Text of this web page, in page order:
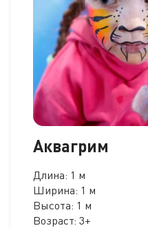
Аквагрим
Длина: 1 м
Ширина: 1 м
Высота: 1 м
Возраст: 3+